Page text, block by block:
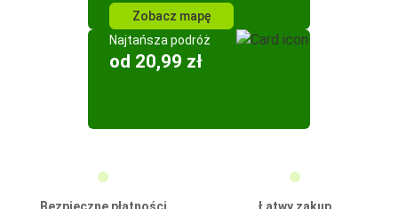
Zobacz mapę
Najtańsza podróż
od 20,99 zł